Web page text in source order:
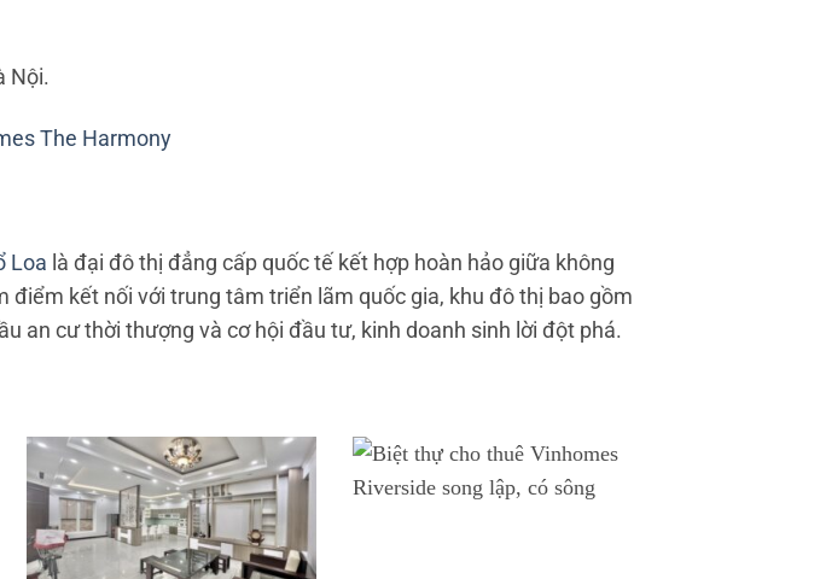
Nội.
The Harmony
Loa là đại đô thị đẳng cấp quốc tế kết hợp hoàn hảo giữa không
kết nối với trung tâm triển lãm quốc gia, khu đô thị bao gồm
an cư thời thượng và cơ hội đầu tư, kinh doanh sinh lời đột phá.